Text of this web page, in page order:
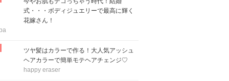
式・・・ボディジュエリーで最高に輝く
花嫁さん！
ツヤ髪はカラーで作る！大人気アッシュ
ヘアカラーで簡単モテヘアチェンジ♡
happy eraser